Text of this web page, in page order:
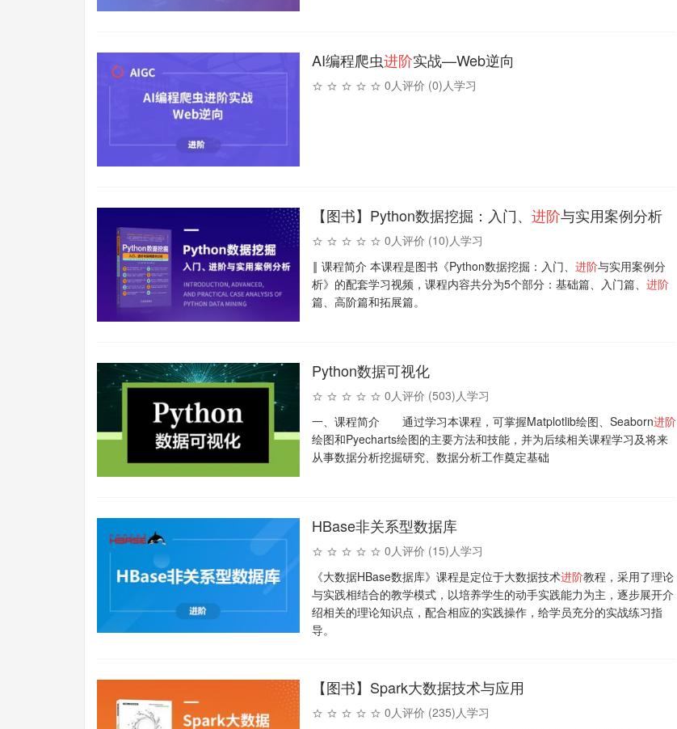
AI编程爬虫进阶实战—Web逆向
0人评价 (0)人学习
【图书】Python数据挖掘：入门、进阶与实用案例分析
0人评价 (10)人学习
‖ 课程简介 本课程是图书《Python数据挖掘：入门、进阶与实用案例分
析》的配套学习视频，课程内容共分为5个部分：基础篇、入门篇、进阶
篇、高阶篇和拓展篇。
Python数据可视化
0人评价 (503)人学习
一、课程简介 通过学习本课程，可掌握Matplotlib绘图、Seaborn进阶
绘图和Pyecharts绘图的主要方法和技能，并为后续相关课程学习及将来
从事数据分析挖掘研究、数据分析工作奠定基础
HBase非关系型数据库
0人评价 (15)人学习
《大数据HBase数据库》课程是定位于大数据技术进阶教程，采用了理论
与实践相结合的教学模式，以培养学生的动手实践能力为主，逐步展开介
绍相关的理论知识点，配合相应的实践操作，给学员充分的实战练习指
导。
【图书】Spark大数据技术与应用
0人评价 (235)人学习